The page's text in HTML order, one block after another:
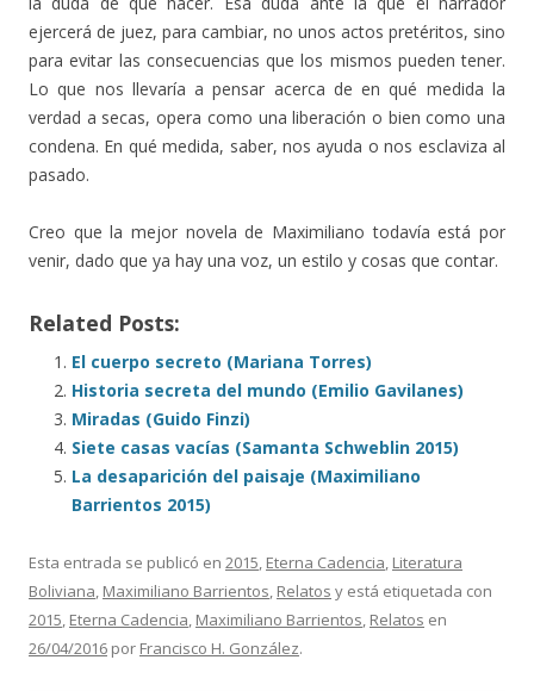
ejercerá de juez, para cambiar, no unos actos pretéritos, sino
para evitar las consecuencias que los mismos pueden tener.
Lo que nos llevaría a pensar acerca de en qué medida la
verdad a secas, opera como una liberación o bien como una
condena. En qué medida, saber, nos ayuda o nos esclaviza al
pasado.
Creo que la mejor novela de Maximiliano todavía está por
venir, dado que ya hay una voz, un estilo y cosas que contar.
Related Posts:
El cuerpo secreto (Mariana Torres)
Historia secreta del mundo (Emilio Gavilanes)
Miradas (Guido Finzi)
Siete casas vacías (Samanta Schweblin 2015)
La desaparición del paisaje (Maximiliano
Barrientos 2015)
Esta entrada se publicó en 2015, Eterna Cadencia, Literatura
Boliviana, Maximiliano Barrientos, Relatos y está etiquetada con
2015, Eterna Cadencia, Maximiliano Barrientos, Relatos en
26/04/2016 por Francisco H. González.